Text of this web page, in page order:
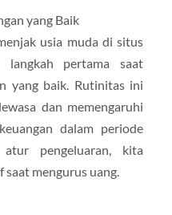
yang Baik
usia muda di situs
pertama saat
yang baik. Rutinitas ini
dan memengaruhi
dalam periode
pengeluaran, kita
mengurus uang.